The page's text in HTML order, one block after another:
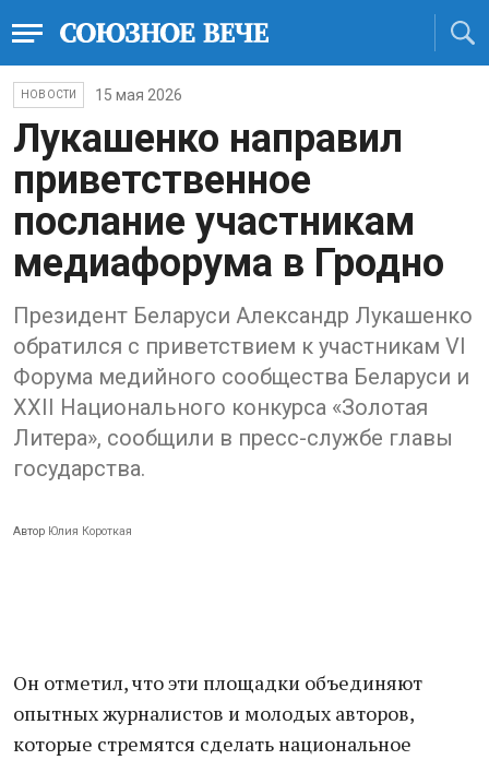
НОВОСТИ 15 мая 2026
Лукашенко направил
приветственное
послание участникам
медиафорума в Гродно
Президент Беларуси Александр Лукашенко
обратился с приветствием к участникам VI
Форума медийного сообщества Беларуси и
XXII Национального конкурса «Золотая
Литера», сообщили в пресс-службе главы
государства.
Автор Юлия Короткая
Он отметил, что эти площадки объединяют
опытных журналистов и молодых авторов,
которые стремятся сделать национальное